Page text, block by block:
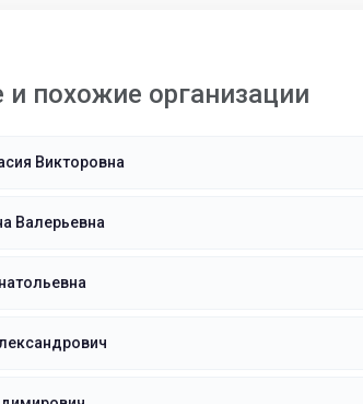
похожие организации
Викторовна
Валерьевна